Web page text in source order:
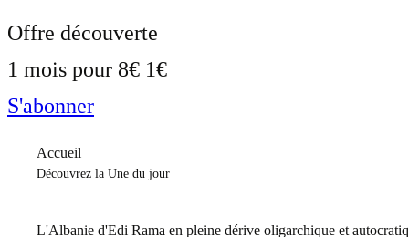
Offre découverte
1 mois pour 8€ 1€
S'abonner
Accueil
Découvrez la Une du jour
L'Albanie d'Edi Rama en pleine dérive oligarchique et